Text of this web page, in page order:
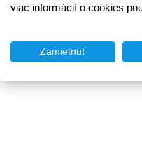
viac informácií o cookies
Zamietnuť